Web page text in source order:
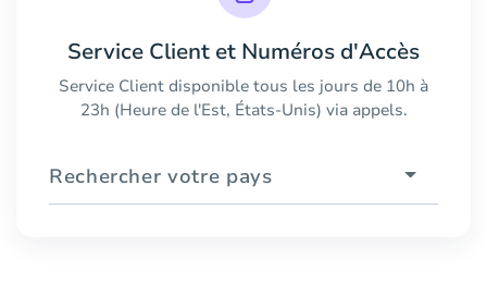
Service Client et Numéros d'Accès
Service Client disponible tous les jours de 10h à
23h (Heure de l'Est, États-Unis) via appels.
Rechercher votre pays